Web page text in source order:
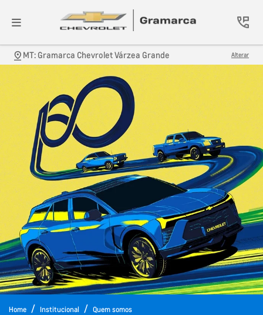
MT: Gramarca Chevrolet Várzea Grande Alterar
Home Institucional Quem somos